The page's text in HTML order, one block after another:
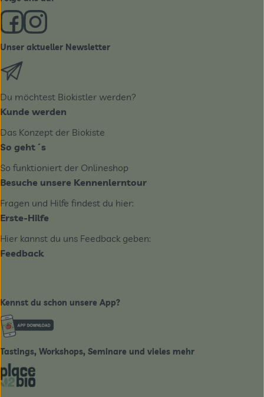
Externer Link zu https://www.facebook.com/derBiobote/
Externer Link zu https://www.instagram.com/
Unser aktueller Newsletter
Du möchtest Biokistler werden?
Kunde werden
Das Konzept der Biokiste
So geht´s
So funktioniert der Onlineshop
Besuche unsere Kennenlerntour
Fragen und Hilfe findest du hier:
Erste-Hilfe
Hier kannst du uns Feedback geben:
Feedback
Kennst du schon unsere App?
Externer Link zu https://www.biobote-
Tastings, Workshops, Seminare und vieles mehr
Externer Link zu https://place2bio.de/